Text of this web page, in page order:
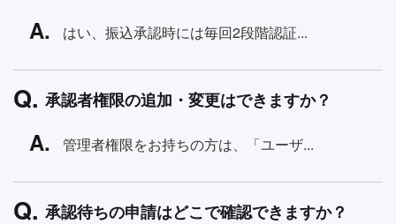
はい、振込承認時には毎回2段階認証...
承認者権限の追加・変更はできますか？
管理者権限をお持ちの方は、「ユーザ...
承認待ちの申請はどこで確認できますか？